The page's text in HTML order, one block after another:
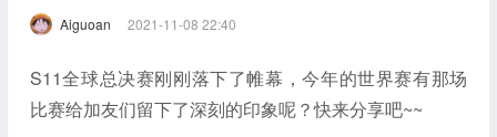
Aiguoan 2021-11-08 22:40
S11全球总决赛刚刚落下了帷幕，今年的世界赛有那场
比赛给加友们留下了深刻的印象呢？快来分享吧~~